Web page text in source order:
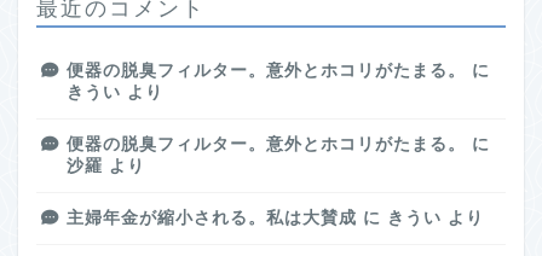
最近のコメント
便器の脱臭フィルター。意外とホコリがたまる。
に
きうい より
便器の脱臭フィルター。意外とホコリがたまる。
に
沙羅 より
主婦年金が縮小される。私は大賛成 に きうい より